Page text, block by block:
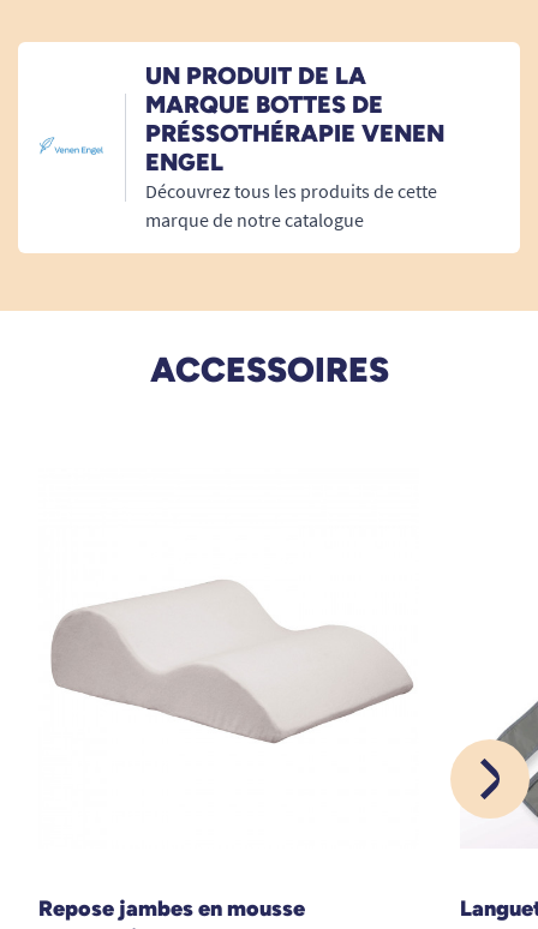
13/06/2023
super. Le seul bémol, c'est qu'il faut dégonfler les
bottes manuellement. Procure du bien-être pendant la
séance
A. Anonymous
UN PRODUIT DE LA
MARQUE BOTTES DE
PRÉSSOTHÉRAPIE VENEN
ENGEL
Découvrez tous les produits de cette
marque de notre catalogue
ACCESSOIRES
Repose jambes en mousse